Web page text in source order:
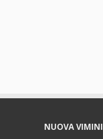
NUOVA VIMINI